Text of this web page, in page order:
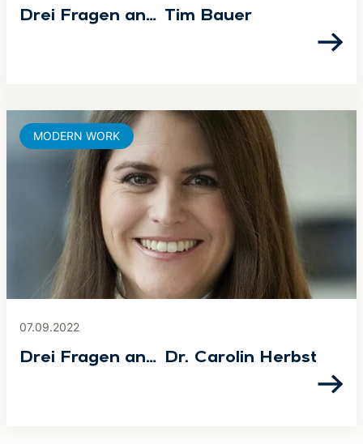
Drei Fragen an… Tim Bauer
07.09.2022
Drei Fragen an… Dr. Carolin Herbst
MODERN WORK